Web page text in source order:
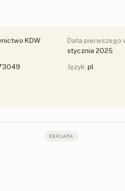
KDW Data pierwszego
stycznia 2025
Język: pl
REKLAMA